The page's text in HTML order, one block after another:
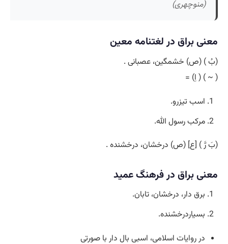
(منوچهری)
معنی براق در لغتنامه معین
(بُ ) (ص) خشمگین، عصبانی .
( ~ ) ( اِ) =
اسب تیزرو.
مرکب رسول الله.
(بَ رَّ ) [ع] (ص) درخشان، درخشنده .
معنی براق در فرهنگ عمید
برق دار، درخشان، تابان.
بسیاردرخشنده.
در روایات اسلامی، اسبی بال دار با صورتی